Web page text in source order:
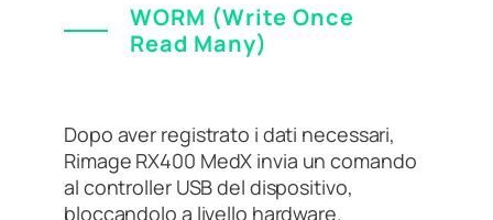
WORM (Write Once
Read Many)
Dopo aver registrato i dati necessari,
Rimage RX400 MedX invia un comando
al controller USB del dispositivo,
bloccandolo a livello hardware.